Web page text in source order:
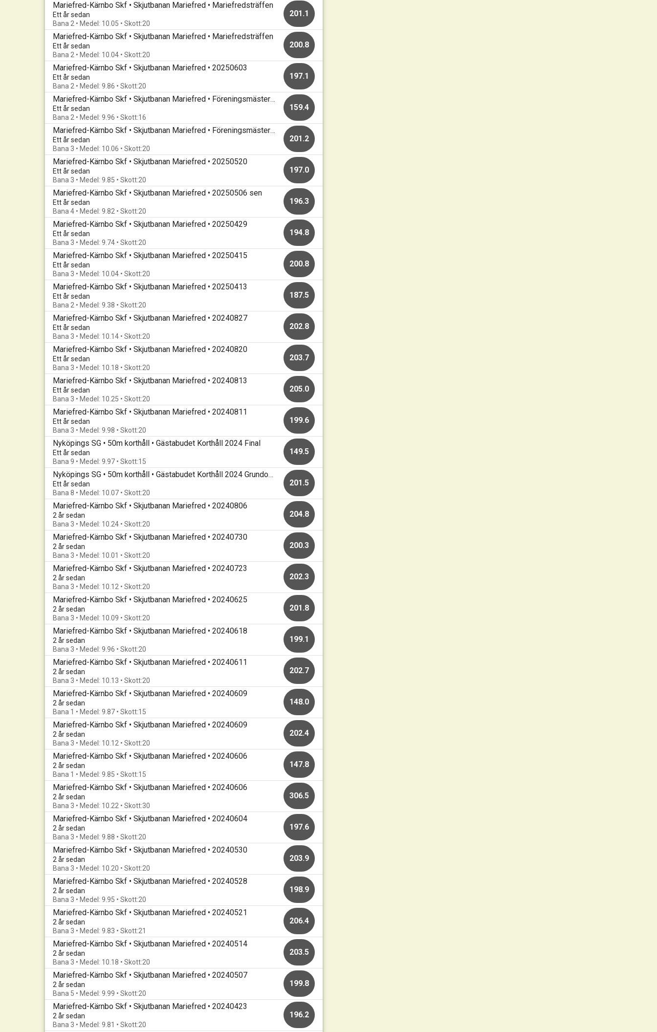
Mariefred-Kärnbo Skf • Skjutbanan Mariefred • Mariefredsträffen
Ett år sedan
Bana 2 • Medel: 10.05 • Skott:20
201.1
Mariefred-Kärnbo Skf • Skjutbanan Mariefred • Mariefredsträffen
Ett år sedan
Bana 2 • Medel: 10.04 • Skott:20
200.8
Mariefred-Kärnbo Skf • Skjutbanan Mariefred • 20250603
Ett år sedan
Bana 2 • Medel: 9.86 • Skott:20
197.1
Mariefred-Kärnbo Skf • Skjutbanan Mariefred • Föreningsmästerskap
Ett år sedan
Bana 2 • Medel: 9.96 • Skott:16
159.4
Mariefred-Kärnbo Skf • Skjutbanan Mariefred • Föreningsmästerskap
Ett år sedan
Bana 3 • Medel: 10.06 • Skott:20
201.2
Mariefred-Kärnbo Skf • Skjutbanan Mariefred • 20250520
Ett år sedan
Bana 3 • Medel: 9.85 • Skott:20
197.0
Mariefred-Kärnbo Skf • Skjutbanan Mariefred • 20250506 sen
Ett år sedan
Bana 4 • Medel: 9.82 • Skott:20
196.3
Mariefred-Kärnbo Skf • Skjutbanan Mariefred • 20250429
Ett år sedan
Bana 3 • Medel: 9.74 • Skott:20
194.8
Mariefred-Kärnbo Skf • Skjutbanan Mariefred • 20250415
Ett år sedan
Bana 3 • Medel: 10.04 • Skott:20
200.8
Mariefred-Kärnbo Skf • Skjutbanan Mariefred • 20250413
Ett år sedan
Bana 2 • Medel: 9.38 • Skott:20
187.5
Mariefred-Kärnbo Skf • Skjutbanan Mariefred • 20240827
Ett år sedan
Bana 3 • Medel: 10.14 • Skott:20
202.8
Mariefred-Kärnbo Skf • Skjutbanan Mariefred • 20240820
Ett år sedan
Bana 3 • Medel: 10.18 • Skott:20
203.7
Mariefred-Kärnbo Skf • Skjutbanan Mariefred • 20240813
Ett år sedan
Bana 3 • Medel: 10.25 • Skott:20
205.0
Mariefred-Kärnbo Skf • Skjutbanan Mariefred • 20240811
Ett år sedan
Bana 3 • Medel: 9.98 • Skott:20
199.6
Nyköpings SG • 50m korthåll • Gästabudet Korthåll 2024 Final
Ett år sedan
Bana 9 • Medel: 9.97 • Skott:15
149.5
Nyköpings SG • 50m korthåll • Gästabudet Korthåll 2024 Grundomgång
Ett år sedan
Bana 8 • Medel: 10.07 • Skott:20
201.5
Mariefred-Kärnbo Skf • Skjutbanan Mariefred • 20240806
2 år sedan
Bana 3 • Medel: 10.24 • Skott:20
204.8
Mariefred-Kärnbo Skf • Skjutbanan Mariefred • 20240730
2 år sedan
Bana 3 • Medel: 10.01 • Skott:20
200.3
Mariefred-Kärnbo Skf • Skjutbanan Mariefred • 20240723
2 år sedan
Bana 3 • Medel: 10.12 • Skott:20
202.3
Mariefred-Kärnbo Skf • Skjutbanan Mariefred • 20240625
2 år sedan
Bana 3 • Medel: 10.09 • Skott:20
201.8
Mariefred-Kärnbo Skf • Skjutbanan Mariefred • 20240618
2 år sedan
Bana 3 • Medel: 9.96 • Skott:20
199.1
Mariefred-Kärnbo Skf • Skjutbanan Mariefred • 20240611
2 år sedan
Bana 3 • Medel: 10.13 • Skott:20
202.7
Mariefred-Kärnbo Skf • Skjutbanan Mariefred • 20240609
2 år sedan
Bana 1 • Medel: 9.87 • Skott:15
148.0
Mariefred-Kärnbo Skf • Skjutbanan Mariefred • 20240609
2 år sedan
Bana 3 • Medel: 10.12 • Skott:20
202.4
Mariefred-Kärnbo Skf • Skjutbanan Mariefred • 20240606
2 år sedan
Bana 1 • Medel: 9.85 • Skott:15
147.8
Mariefred-Kärnbo Skf • Skjutbanan Mariefred • 20240606
2 år sedan
Bana 3 • Medel: 10.22 • Skott:30
306.5
Mariefred-Kärnbo Skf • Skjutbanan Mariefred • 20240604
2 år sedan
Bana 3 • Medel: 9.88 • Skott:20
197.6
Mariefred-Kärnbo Skf • Skjutbanan Mariefred • 20240530
2 år sedan
Bana 3 • Medel: 10.20 • Skott:20
203.9
Mariefred-Kärnbo Skf • Skjutbanan Mariefred • 20240528
2 år sedan
Bana 3 • Medel: 9.95 • Skott:20
198.9
Mariefred-Kärnbo Skf • Skjutbanan Mariefred • 20240521
2 år sedan
Bana 3 • Medel: 9.83 • Skott:21
206.4
Mariefred-Kärnbo Skf • Skjutbanan Mariefred • 20240514
2 år sedan
Bana 3 • Medel: 10.18 • Skott:20
203.5
Mariefred-Kärnbo Skf • Skjutbanan Mariefred • 20240507
2 år sedan
Bana 5 • Medel: 9.99 • Skott:20
199.8
Mariefred-Kärnbo Skf • Skjutbanan Mariefred • 20240423
2 år sedan
Bana 3 • Medel: 9.81 • Skott:20
196.2